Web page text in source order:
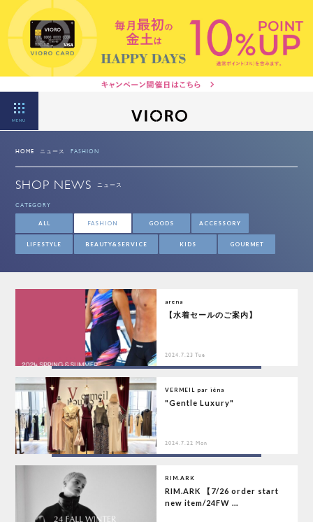
MENU
HOME ニュース FASHION
SHOP NEWS ニュース
CATEGORY
ALL FASHION GOODS ACCESSORY
LIFESTYLE BEAUTY&SERVICE KIDS GOURMET
arena
【水着セールのご案内】
2024.7.23 Tue
VERMEIL par iéna
"Gentle Luxury"
2024.7.22 Mon
RIM.ARK
RIM.ARK 【7/26 order start
new item/24FW ...